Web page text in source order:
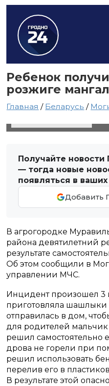
Ребенок
розжиге
Главная / Беларусь /
Получайте новости
— тогда новые
появляться в
Добавить
В агрогородке
района девятилетний
результате
Об этом сообщили в
управлении МЧС.
Инцидент произошел 3
приготовляла шашлыки
отправилась в дом,
для родителей мальчик
решил самостоятельно
дрова не горели при
решил использовать
перелив его в
В результате этой